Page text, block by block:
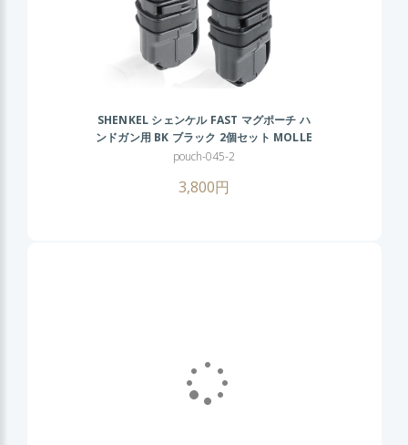
SHENKEL シェンケル FAST マグポーチ ハ
ンドガン用 BK ブラック 2個セット MOLLE
対応 マガジンポーチ サバゲー サバイバルゲ
pouch-045-2
3,800円